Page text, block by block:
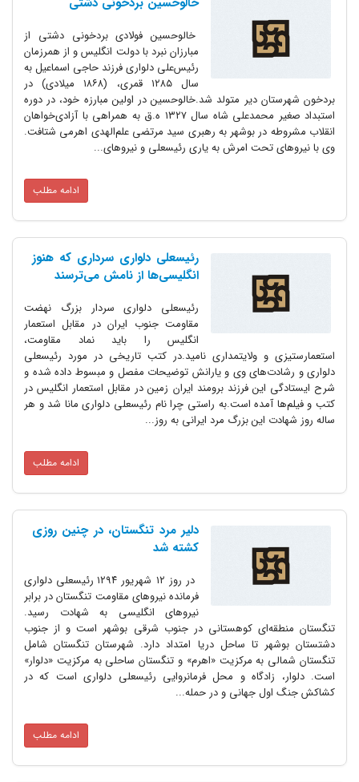
خالوحسین فولادی بردخونی دشتی از
مبارزان نبرد با دولت انگلیس و از همرزمان
رئیس‌علی دلواری فرزند حاجی اسماعیل به
سال ۱۲۸۵ قمری، (۱۸۶۸ میلادی) در
بردخون شهرستان دیر متولد شد.خالوحسین در اولین مبارزه خود، در دوره
استبداد صغیر محمدعلی شاه سال ۱۳۲۷ ه.ق به همراهی با آزادی‌خواهان
انقلاب مشروطه در بوشهر به رهبری سید مرتضی علم‌الهدی اهرمی شتافت.
وی با نیروهای تحت امرش به یاری رئیسعلی و نیروهای...
ادامه مطلب
رئیسعلی دلواری سرداری که هنوز
انگلیسی‌ها از نامش می‌ترسند
رئیسعلی دلواری سردار بزرگ نهضت
مقاومت جنوب ایران در مقابل استعمار
انگلیس را باید نماد مقاومت،
استعمارستیزی و ولایتمداری نامید.در کتب تاریخی در مورد رئیسعلی
دلواری و رشادت‌های وی و یارانش توضیحات مفصل و مبسوط داده شده و
شرح ایستادگی این فرزند برومند ایران زمین در مقابل استعمار انگلیس در
کتب و فیلم‌ها آمده است.به راستی چرا نام رئیسعلی دلواری مانا شد و هر
ساله روز شهادت این بزرگ مرد ایرانی به روز...
ادامه مطلب
دلیر مرد تنگستان، در چنین روزی
کشته شد
در روز ۱۲ شهریور ۱۲۹۴ رئیسعلی دلواری
فرمانده نیروهای مقاومت تنگستان در برابر
نیروهای انگلیسی به شهادت رسید.
تنگستان منطقه‌ای کوهستانی در جنوب شرقی بوشهر است‌ و از جنوب
دشتستان بوشهر تا ساحل دریا امتداد دارد. شهرستان تنگستان شامل
تنگستان شمالی به مرکزیت «اهرم» و تنگستان ساحلی به مرکزیت «دلوار»
است‌. دلوار، زادگاه و محل فرمانروایی رئیسعلی دلواری است که در
کشاکش جنگ اول جهانی و در حمله...
ادامه مطلب